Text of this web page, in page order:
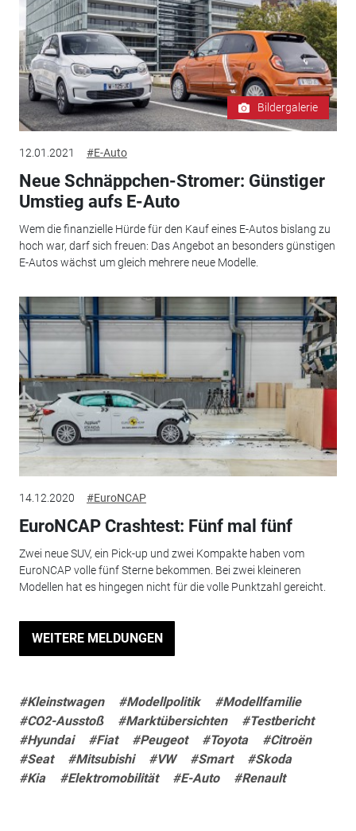
Bildergalerie
12.01.2021 #E-Auto
Neue Schnäppchen-Stromer: Günstiger
Umstieg aufs E-Auto
Wem die finanzielle Hürde für den Kauf eines E-Autos bislang zu
hoch war, darf sich freuen: Das Angebot an besonders günstigen
E-Autos wächst um gleich mehrere neue Modelle.
14.12.2020 #EuroNCAP
EuroNCAP Crashtest: Fünf mal fünf
Zwei neue SUV, ein Pick-up und zwei Kompakte haben vom
EuroNCAP volle fünf Sterne bekommen. Bei zwei kleineren
Modellen hat es hingegen nicht für die volle Punktzahl gereicht.
WEITERE MELDUNGEN
#Kleinstwagen #Modellpolitik
#Modellfamilie
#CO2-Ausstoß
#Marktübersichten
#Testbericht
#Hyundai
#Fiat #Peugeot #Toyota
#Citroën
#Seat
#Mitsubishi #VW #Smart
#Skoda
#Kia
#Elektromobilität #E-Auto #Renault